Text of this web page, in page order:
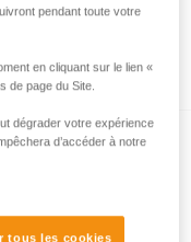
pendant toute votre
en cliquant sur le lien «
de page du Site.
dégrader votre expérience
d’accéder à notre
tous les cookies